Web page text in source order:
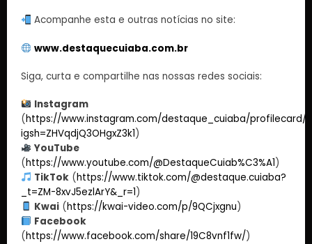
Acompanhe esta e outras notícias no site:
www.destaquecuiaba.com.br
Siga, curta e compartilhe nas nossas redes sociais:
Instagram
(https://www.instagram.com/destaque_cuiaba/profilecard/?
igsh=ZHVqdjQ3OHgxZ3k1)
YouTube
(https://www.youtube.com/@DestaqueCuiab%C3%A1)
TikTok (https://www.tiktok.com/@destaque.cuiaba?
_t=ZM-8xvJ5ezlArY&_r=1)
Kwai (https://kwai-video.com/p/9QCjxgnu)
Facebook
(https://www.facebook.com/share/19C8vnf1fw/)